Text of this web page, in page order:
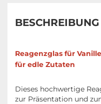
BESCHREIBUNG
Reagenzglas für
für edle Zutaten
Dieses hochwertige
zur Präsentation und